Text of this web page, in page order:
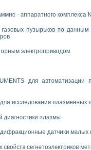
- аппаратного комплекса
пузырьков по данным
электроприводом
для автоматизации
исследования плазменных
диагностики плазмы
датчики
свойств сегнетоэлектриков